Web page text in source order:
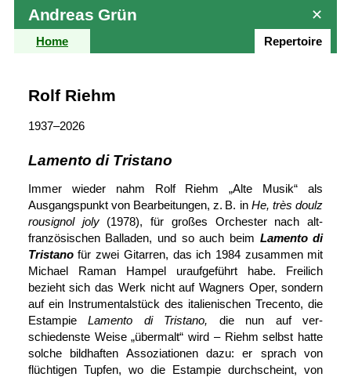
Andreas Grün ✕
Home Repertoire
Rolf Riehm
1937–2026
Lamento di Tristano
Immer wieder nahm Rolf Riehm „Alte Musik“ als
Ausgangs­punkt von Bearbeitungen, z. B. in He, très doulz
rousignol joly(1978), für großes Orchester nach alt­
französischen Balladen, und so auch beim Lamento di
Tristanofür zwei Gitarren, das ich 1984 zusammen mit
Michael Raman Hampel uraufgeführt habe. Freilich
bezieht sich das Werk nicht auf Wagners Oper, sondern
auf ein Instrumental­stück des italienischen Trecento, die
EstampieLamento di Tristano, die nun auf ver­
schiedenste Weise „über­malt“ wird – Riehm selbst hatte
solche bildhaften Assoziationen dazu: er sprach von
flüchtigen Tupfen, wo die Estampie durch­scheint, von